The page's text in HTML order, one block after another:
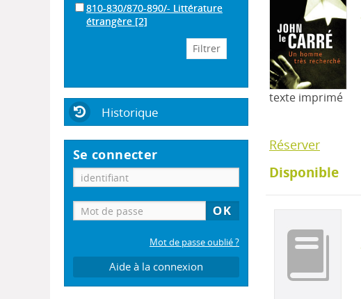
810-830/870-890/- Littérature
étrangère [2]
Historique
Se connecter
Mot de passe oublié ?
Aide à la connexion
texte imprimé
Réserver
Disponible